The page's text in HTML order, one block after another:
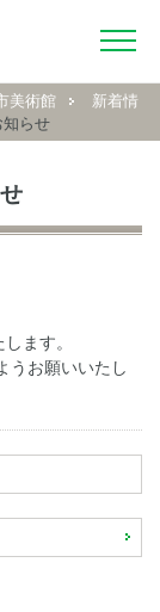
美術館
新着情
らせ
ます。
うお願いいたし